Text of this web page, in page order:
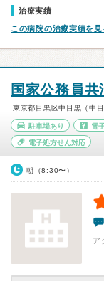
治療実績
この病院の治療実績を見
国家公務員
東京都目黒区中目黒（中
駐車場あり 電
電子処方せん対応
朝（8:30〜）
ア